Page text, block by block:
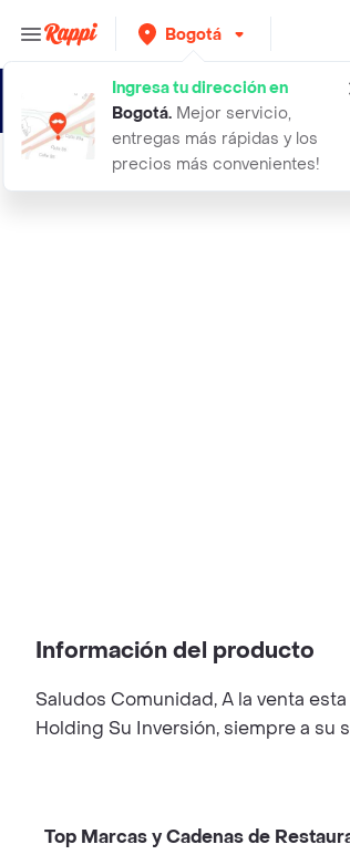
Bogotá
Ingresa tu dirección en
Bogotá. Mejor servicio,
entregas más rápidas y los
precios más convenientes!
1 bascula pesa digital maletas lugg
Información del producto
Saludos Comunidad, A la venta esta
Holding Su Inversión, siempre a su
Top Marcas y Cadenas de